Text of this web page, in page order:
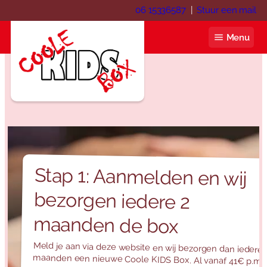
naar
06 15336587|Stuur een mail
Menu
Over ons
Webshop
Winkelwagen
Mijn account
Contact
Inloggen
Stap 1: Aanmelden en wij
bezorgen iedere 2
maanden de box
Meld je aan via deze website en wij bezorgen dan iedere
maanden een nieuwe Coole KIDS Box. Al vanaf 41€ p.m.